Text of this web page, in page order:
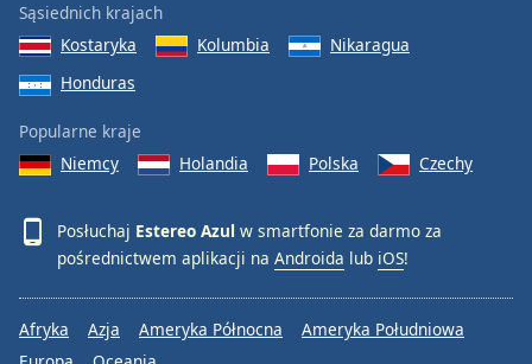
Close
Modal
Dialog
End
dialog
window.
Sąsiednich krajach
Kostaryka
Kolumbia
Nikaragua
Honduras
Popularne kraje
Niemcy
Holandia Polska Czechy
Posłuchaj Estereo Azul w smartfonie za darmo za
pośrednictwem aplikacji na Androida lub iOS!
Afryka Azja Ameryka Północna
Ameryka Południowa